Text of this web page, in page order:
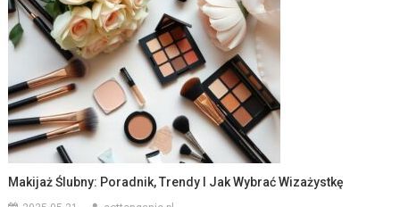
Makijaż Ślubny: Poradnik, Trendy I Jak Wybrać Wizażystkę